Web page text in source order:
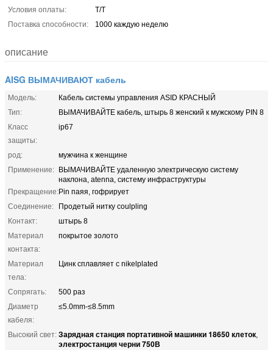
Условия оплаты:
T/T
Поставка способности:
1000 каждую неделю
описание
AISG ВЫМАЧИВАЮТ кабель
Модель:
Кабель системы управления ASID КРАСНЫЙ
Тип:
ВЫМАЧИВАЙТЕ кабель, штырь 8 женский к мужскому PIN 8
Класс
защиты:
ip67
род:
мужчина к женщине
Применение: ВЫМАЧИВАЙТЕ удаленную электрическую систему
наклона, atenna, систему инфраструктуры
Прекращение:Pin паяя, гофрирует
Соединение:
Продетый нитку coulpling
Контакт:
штырь 8
Материал
контакта:
покрытое золото
Материал
тела:
Цинк сплавляет с nikelplated
Сопрягать:
500 раз
Диаметр
кабеля:
≤5.0mm-≤8.5mm
Высокий свет: Зарядная станция портативной машинки 18650 клеток,
электростанция черни 750В